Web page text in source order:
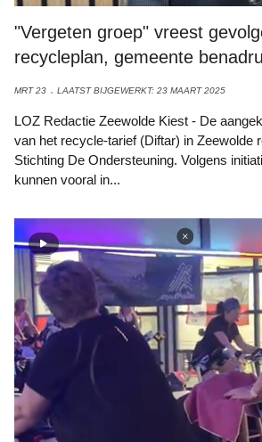
"Vergeten groep" vreest
recycleplan, gemeente
MRT 23 LAATST BIJGEWERKT: 23 MAART 2025
LOZ Redactie Zeewolde Kiest - De
van het recycle-tarief (Diftar) in Zeewolde
Stichting De Ondersteuning. Volgens
kunnen vooral in...